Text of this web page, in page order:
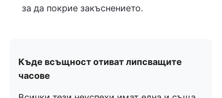
за да покрие закъснението.
Къде всъщност отиват липсващите
часове